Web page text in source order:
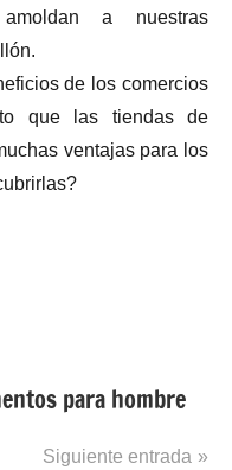
a nuestras
de los comercios
que las tiendas de
ventajas para los
para hombre
Siguiente entrada